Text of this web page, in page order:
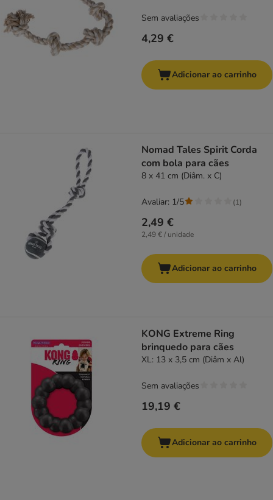
4,29 €
Sem avaliações
Adicionar ao carrinho
Nomad Tales Spirit Corda
com bola para cães
8 x 41 cm (Diâm. x C)
2,49 €
2,49 € / unidade
Avaliar: 1/5 (1)
Adicionar ao carrinho
KONG Extreme Ring
brinquedo para cães
XL: 13 x 3,5 cm (Diâm x Al)
19,19 €
Sem avaliações
Adicionar ao carrinho